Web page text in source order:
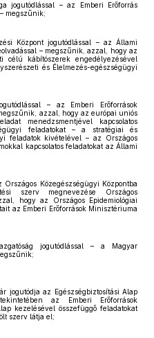
jogutódlással – az Emberi Erőforrás
megszűnik;
Központ jogutódlással – az Állami
– megszűnik, azzal, hogy az
célú kábítószerek engedélyezésével
és Élelmezés-egészségügyi
– az Emberi Erőforrások
azzal, hogy az európai uniós
menedzsmentjével kapcsolatos
feladatokat – a stratégiai és
feladatok kivételével – az Országos
kapcsolatos feladatokat az Állami
Közegészségügyi Központba
szerv megnevezése Országos
hogy az Országos Epidemiológiai
az Emberi Erőforrások Minisztériuma
jogutódlással – a Magyar
jogutódja az Egészségbiztosítási Alap
az Emberi Erőforrások
kezelésével összefüggő feladatokat
szerv látja el;